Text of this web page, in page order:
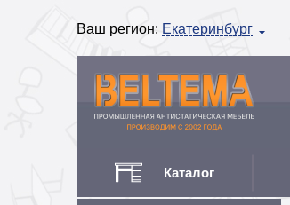
Ваш регион: Екатеринбург
Каталог